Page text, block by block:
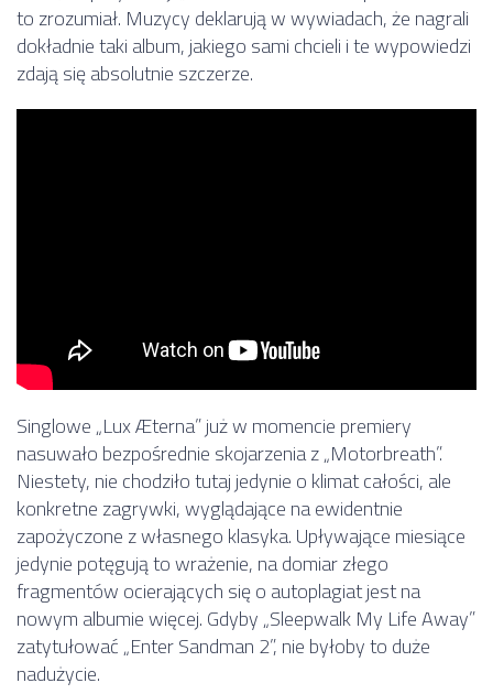
to zrozumiał. Muzycy deklarują w wywiadach, że nagrali
dokładnie taki album, jakiego sami chcieli i te wypowiedzi
zdają się absolutnie szczerze.
Singlowe „Lux Æterna” już w momencie premiery
nasuwało bezpośrednie skojarzenia z „Motorbreath”.
Niestety, nie chodziło tutaj jedynie o klimat całości, ale
konkretne zagrywki, wyglądające na ewidentnie
zapożyczone z własnego klasyka. Upływające miesiące
jedynie potęgują to wrażenie, na domiar złego
fragmentów ocierających się o autoplagiat jest na
nowym albumie więcej. Gdyby „Sleepwalk My Life Away”
zatytułować „Enter Sandman 2”, nie byłoby to duże
nadużycie.